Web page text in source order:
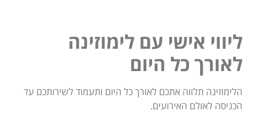
ליווי אישי עם לימוזינה
לאורך כל היום
הלימוזינה תלווה אתכם לאורך כל היום ותעמוד לשירותכם עד
הכניסה לאולם האירועים.